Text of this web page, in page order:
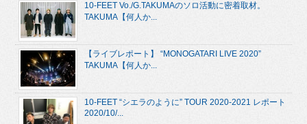
10-FEET Vo./G.TAKUMAのソロ活動に密着取材。
TAKUMA【何人か...
【ライブレポート】 “MONOGATARI LIVE 2020”
TAKUMA【何人か...
10-FEET “シエラのように” TOUR 2020-2021 レポート
2020/10/...